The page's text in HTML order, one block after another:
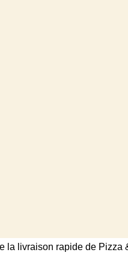
la livraison rapide de Pizza